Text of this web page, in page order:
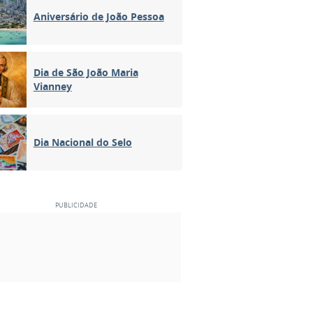
Aniversário de João Pessoa
Dia de São João Maria
Vianney
Dia Nacional do Selo